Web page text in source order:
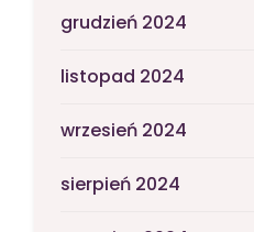
grudzień 2024
listopad 2024
wrzesień 2024
sierpień 2024